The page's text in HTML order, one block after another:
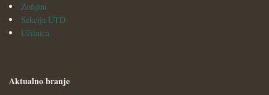
Zofijini
Sekcija UTD
Učilnica
Aktualno branje